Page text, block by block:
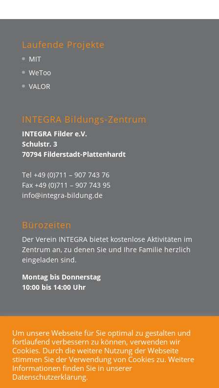
Laufende Projekte
MIT
WeToo
VALOR
INTEGRA Bildungs-Zentrum
INTEGRA Filder e.V.
Schulstr. 3
70794 Filderstadt-Plattenhardt
Tel +49 (0)711 – 907 743 76
Fax +49 (0)711 – 907 743 95
info@integra-bildung.de
Bürozeiten
Der Verein INTEGRA bietet kostenlose Aktivitäten im
Zentrum an, zu denen Sie und Ihre Familie herzlich
eingeladen sind.
Montag bis Donnerstag
10:00 bis 14:00 Uhr
KINDERSCHUTZ
SPENDEN
IMPRESSUM
DATENSCHUTZ
KONTAKT
Um unsere Webseite für Sie optimal zu gestalten und
fortlaufend verbessern zu können, verwenden wir
Cookies. Durch die weitere Nutzung der Webseite
stimmen Sie der Verwendung von Cookies zu. Weitere
Informationen finden Sie in unserer
Datenschutzerklärung.